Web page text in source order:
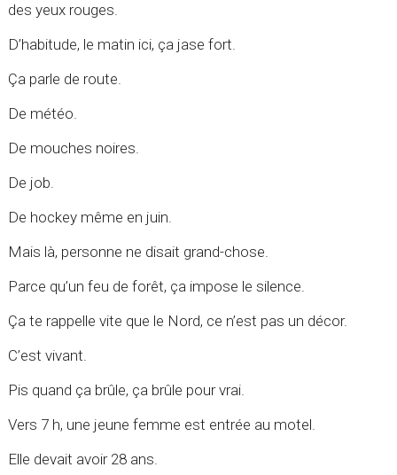
des yeux rouges.
D’habitude, le matin ici, ça jase fort.
Ça parle de route.
De météo.
De mouches noires.
De job.
De hockey même en juin.
Mais là, personne ne disait grand-chose.
Parce qu’un feu de forêt, ça impose le silence.
Ça te rappelle vite que le Nord, ce n’est pas un décor.
C’est vivant.
Pis quand ça brûle, ça brûle pour vrai.
Vers 7 h, une jeune femme est entrée au motel.
Elle devait avoir 28 ans.